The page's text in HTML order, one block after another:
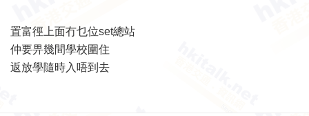
置富徑上面冇乜位set總站
仲要畀幾間學校圍住
返放學隨時入唔到去